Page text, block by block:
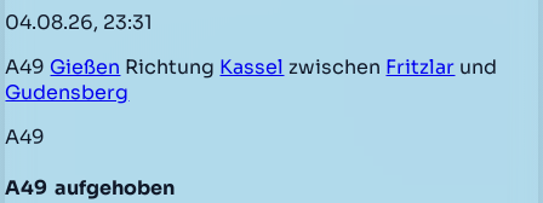
04.08.26, 23:31
A49 Gießen Richtung Kassel zwischen Fritzlar und
Gudensberg
A49
A49 aufgehoben